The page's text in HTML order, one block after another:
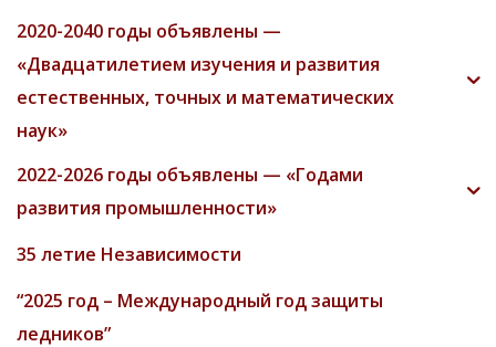
2020-2040 годы объявлены —
«Двадцатилетием изучения и развития
естественных, точных и математических
наук»
2022-2026 годы объявлены — «Годами
развития промышленности»
35 летие Независимости
“2025 год – Международный год защиты
ледников”